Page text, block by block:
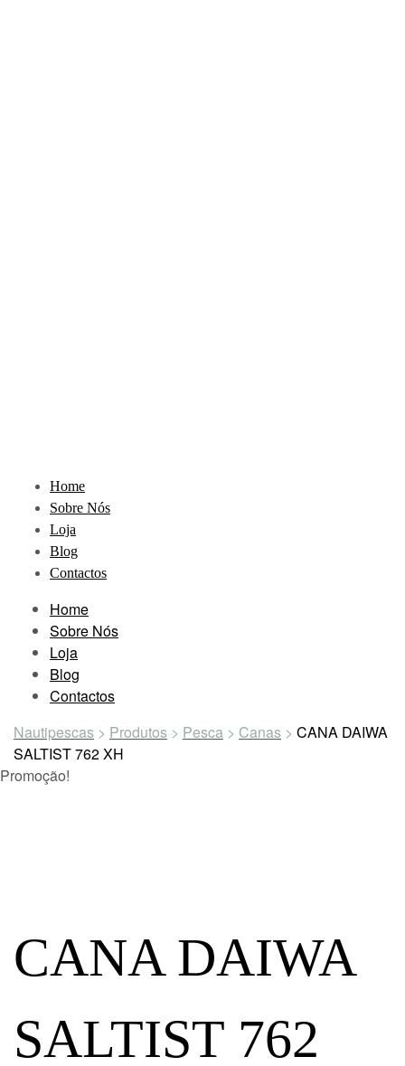
Home
Sobre Nós
Loja
Blog
Contactos
Home
Sobre Nós
Loja
Blog
Contactos
Nautipescas > Produtos > Pesca > Canas > CANA DAIWA
SALTIST 762 XH
Promoção!
CANA DAIWA
SALTIST 762